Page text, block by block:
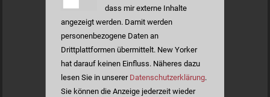
dass mir externe Inhalte
angezeigt werden. Damit werden
personenbezogene Daten an
Drittplattformen übermittelt. New Yorker
hat darauf keinen Einfluss. Näheres dazu
lesen Sie in unserer Datenschutzerklärung.
Sie können die Anzeige jederzeit wieder